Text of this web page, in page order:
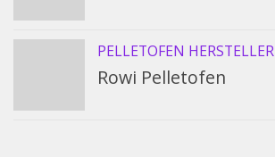
PELLETOFEN HERSTELLER
Rowi Pelletofen